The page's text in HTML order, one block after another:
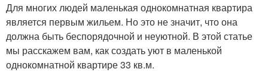
Для многих людей маленькая однокомнатная квартира
является первым жильем. Но это не значит, что она
должна быть беспорядочной и неуютной. В этой статье
мы расскажем вам, как создать уют в маленькой
однокомнатной квартире 33 кв.м.